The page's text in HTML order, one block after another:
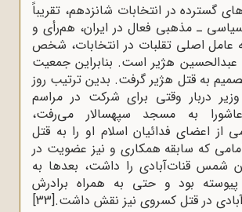
گسترده در انتخابات شانزدهم، تقریباً
ـ مذهبی فعال در ایران، هم‌رأی و
عامل اصلی تقلبات در انتخابات، شخص
عبدالحسین هژیر است. بنابراین جمعیت
به قتل هژیر گرفت. بدین ترتیب روز
13 آبان 1328 وزیر دربار وقتی برای شرکت در مراسم
به مسجد سپهسالار می‌رفت،
از اعضای فدائیان اسلام او را به قتل
که سابقه همکاری و نیز عضویت در
شمس قنات‌آبادی را داشت، بعدها به
پیوسته بود و حتی به همراه برادرش
در قتل کسروی نیز نقش داشت.[33]